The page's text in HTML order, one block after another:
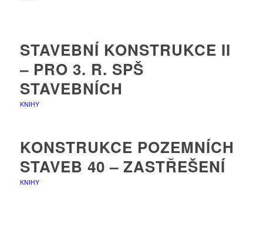
STAVEBNÍ KONSTRUKCE II
– PRO 3. R. SPŠ
STAVEBNÍCH
KNIHY
KONSTRUKCE POZEMNÍCH
STAVEB 40 – ZASTŘEŠENÍ
KNIHY